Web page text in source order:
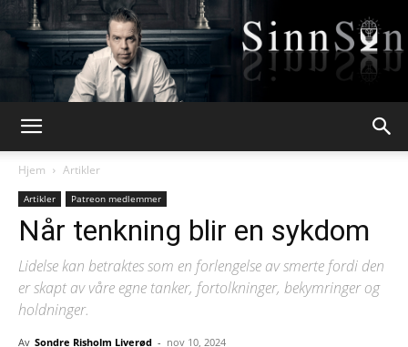
Hjem
Artikler
Artikler Patreon medlemmer
Når tenkning blir en sykdom
Lidelse kan betraktes som en forlengelse av smerte fordi den
er skapt av våre egne tanker, fortolkninger, bekymringer og
holdninger.
Av Sondre Risholm Liverød - nov 10, 2024